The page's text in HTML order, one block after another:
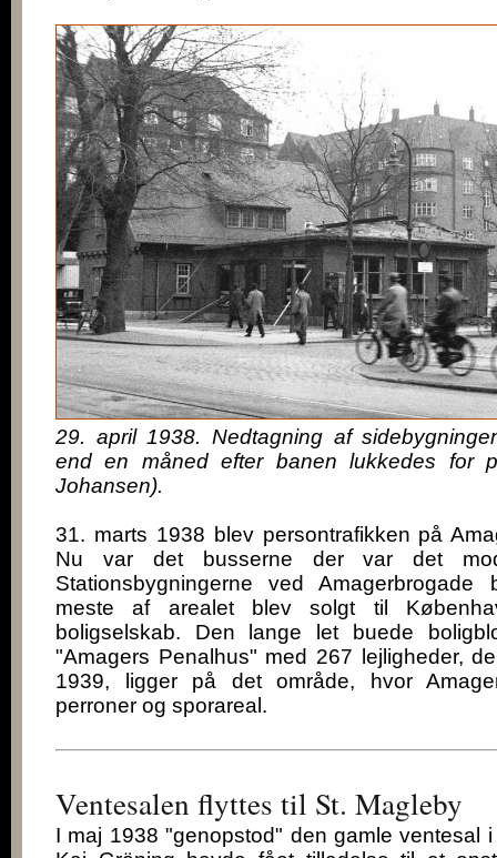
29. april 1938. Nedtagning af
end en måned efter banen lukkedes for
Johansen).
31. marts 1938 blev persontrafikken på
Nu var det busserne der var det
Stationsbygningerne ved
meste af arealet blev solgt til
boligselskab. Den lange let buede
"Amagers Penalhus" med 267 lejligheder,
1939, ligger på det område, hvor
perroner og sporareal.
Ventesalen flyttes til St. Magleby
I maj 1938 "genopstod" den gamle ventesal